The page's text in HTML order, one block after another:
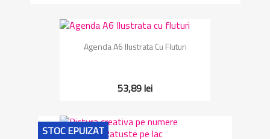
Agenda A6 Ilustrata Cu Fluturi
53,89 lei
STOC EPUIZAT